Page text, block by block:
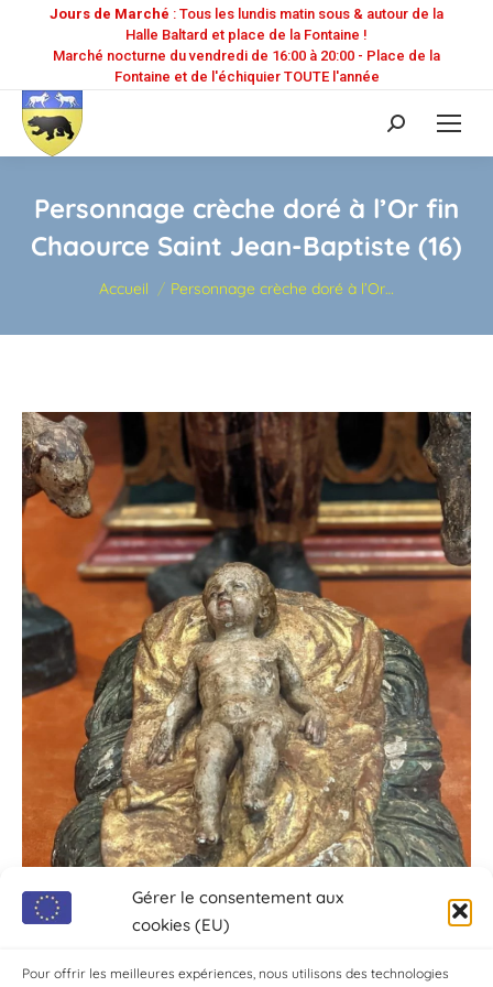
Gérer le consentement aux
cookies (EU)
Pour offrir les meilleures expériences, nous utilisons des technologies
Jours de Marché : Tous les lundis matin sous & autour de la
Halle Baltard et place de la Fontaine !
Marché nocturne du vendredi de 16:00 à 20:00 - Place de la
Fontaine et de l'échiquier TOUTE l'année
Recherche
:
Personnage crèche doré à l’Or fin
Chaource Saint Jean-Baptiste (16)
Vous êtes ici :
Accueil Personnage crèche doré à l’Or…